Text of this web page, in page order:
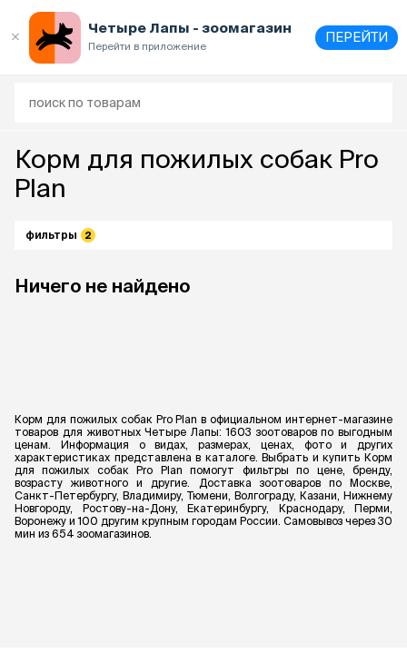
Четыре Лапы - зоомагазин
Перейти в приложение
ПЕРЕЙТИ
Корм для пожилых собак Pro
Plan
фильтры 2
Ничего не найдено
Корм для пожилых собак Pro Plan в официальном интернет-магазине
товаров для животных Четыре Лапы: 1603 зоотоваров по выгодным
ценам. Информация о видах, размерах, ценах, фото и других
характеристиках представлена в каталоге. Выбрать и купить Корм
для пожилых собак Pro Plan помогут фильтры по цене, бренду,
возрасту животного и другие. Доставка зоотоваров по Москве,
Санкт-Петербургу, Владимиру, Тюмени, Волгограду, Казани, Нижнему
Новгороду, Ростову-на-Дону, Екатеринбургу, Краснодару, Перми,
Воронежу и 100 другим крупным городам России. Самовывоз через 30
мин из 654 зоомагазинов.